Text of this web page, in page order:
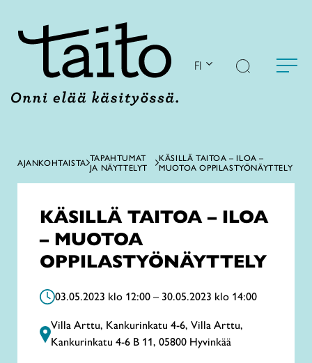
FI
AJANKOHTAISTA TAPAHTUMAT
JA NÄYTTELYT
KÄSILLÄ TAITOA – ILOA –
MUOTOA OPPILASTYÖNÄYTTELY
KÄSILLÄ TAITOA – ILOA
– MUOTOA
OPPILASTYÖNÄYTTELY
03.05.2023 klo 12:00 – 30.05.2023 klo 14:00
Villa Arttu, Kankurinkatu 4-6, Villa Arttu,
Kankurinkatu 4-6 B 11, 05800 Hyvinkää